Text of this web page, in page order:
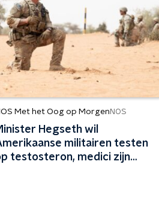
Met het Oog op Morgen NOS
Hegseth wil
militairen testen
testosteron, medici zijn